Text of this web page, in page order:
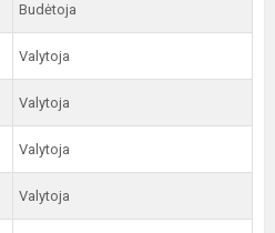
Budėtoja
Valytoja
Valytoja
Valytoja
Valytoja